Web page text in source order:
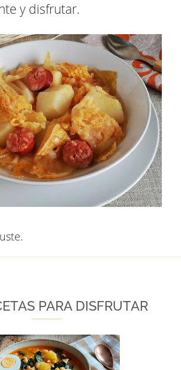
y disfrutar.
PARA DISFRUTAR